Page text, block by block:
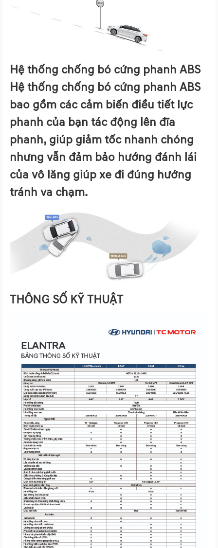
Hệ thống chống bó cứng phanh ABS
Hệ thống chống bó cứng phanh ABS
bao gồm các cảm biến điều tiết lực
phanh của bạn tác động lên đĩa
phanh, giúp giảm tốc nhanh chóng
nhưng vẫn đảm bảo hướng đánh lái
của vô lăng giúp xe đi đúng hướng
tránh va chạm.
THÔNG SỐ KỸ THUẬT